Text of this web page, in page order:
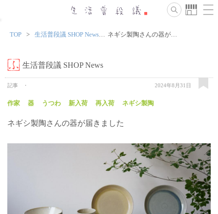
TOP 生活普段議 SHOP News ネギシ製陶さんの器が届きました
生活普段議 SHOP News
記事 2024年8月31日
作家 器 うつわ 新入荷 再入荷 ネギシ製陶
ネギシ製陶さんの器が届きました